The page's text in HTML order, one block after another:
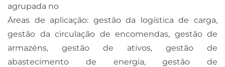
agrupada no
Áreas de aplicação: gestão da logística de carga,
gestão da circulação de encomendas, gestão de
armazéns, gestão de ativos, gestão de
abastecimento de energia, gestão de